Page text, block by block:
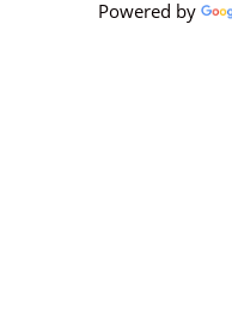
Powered by